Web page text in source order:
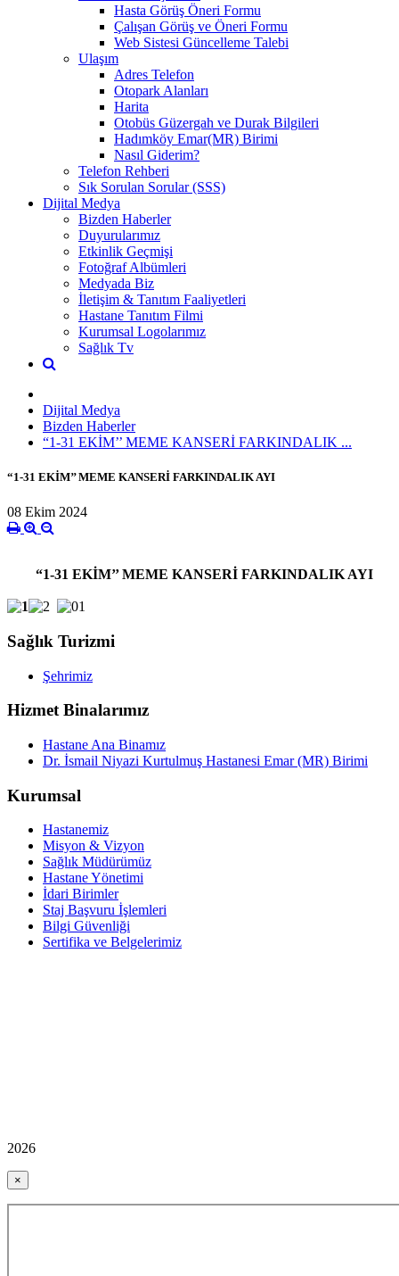
Hasta Görüş Öneri Formu
Çalışan Görüş ve Öneri Formu
Web Sistesi Güncelleme Talebi
Ulaşım
Adres Telefon
Otopark Alanları
Harita
Otobüs Güzergah ve Durak Bilgileri
Hadımköy Emar(MR) Birimi
Nasıl Giderim?
Telefon Rehberi
Sık Sorulan Sorular (SSS)
Dijital Medya
Bizden Haberler
Duyurularımız
Etkinlik Geçmişi
Fotoğraf Albümleri
Medyada Biz
İletişim & Tanıtım Faaliyetleri
Hastane Tanıtım Filmi
Kurumsal Logolarımız
Sağlık Tv
Dijital Medya
Bizden Haberler
“1-31 EKİM’’ MEME KANSERİ FARKINDALIK ...
“1-31 EKİM’’ MEME KANSERİ FARKINDALIK AYI
08 Ekim 2024
“1-31 EKİM’’ MEME KANSERİ FARKINDALIK AYI
Sağlık Turizmi
Şehrimiz
Hizmet Binalarımız
Hastane Ana Binamız
Dr. İsmail Niyazi Kurtulmuş Hastanesi Emar (MR) Birimi
Kurumsal
Hastanemiz
Misyon & Vizyon
Sağlık Müdürümüz
Hastane Yönetimi
İdari Birimler
Staj Başvuru İşlemleri
Bilgi Güvenliği
Sertifika ve Belgelerimiz
2026
×